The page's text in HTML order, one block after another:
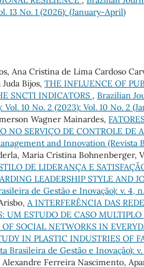
13 No. 1 (2026): (January-April)
Ana Cristina de Lima Cardoso
Bijos, THE INFLUENCE OF
SNCTI INDICATORS , Brazilian
Vol. 10 No. 2 (2023): Vol. 10 No. 2
Wagner Mainardes,
NO SERVIÇO DE CONTROLE DE
and Innovation (Revista
Maria Cristina Bohnenberger,
DE LIDERANÇA E
LEADERSHIP STYLE AND
de Gestão e Inovação): v. 4,
A INTERFERÊNCIA DAS
UM ESTUDO DE CASO
SOCIAL NETWORKS IN
IN PLASTIC INDUSTRIES OF
Brasileira de Gestão e Inovação):
Alexandre Ferreira Nascimento,